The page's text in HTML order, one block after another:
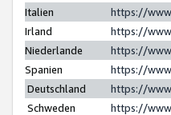
Italien
https://
Irland
https://
Niederlande
https://
Spanien
https://
Deutschland
https://
Schweden
https://